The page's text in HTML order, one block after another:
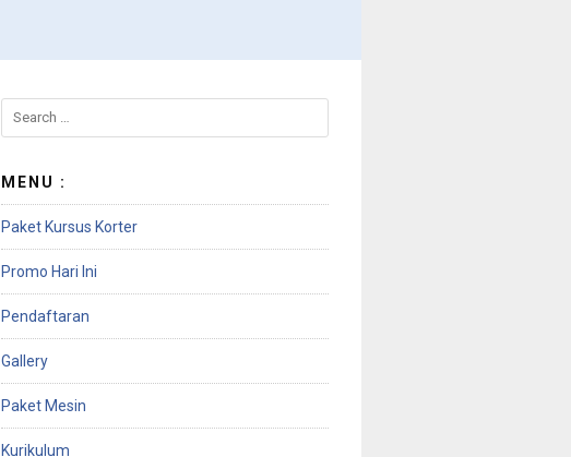
Search
for:
MENU :
Paket Kursus Korter
Promo Hari Ini
Pendaftaran
Gallery
Paket Mesin
Kurikulum